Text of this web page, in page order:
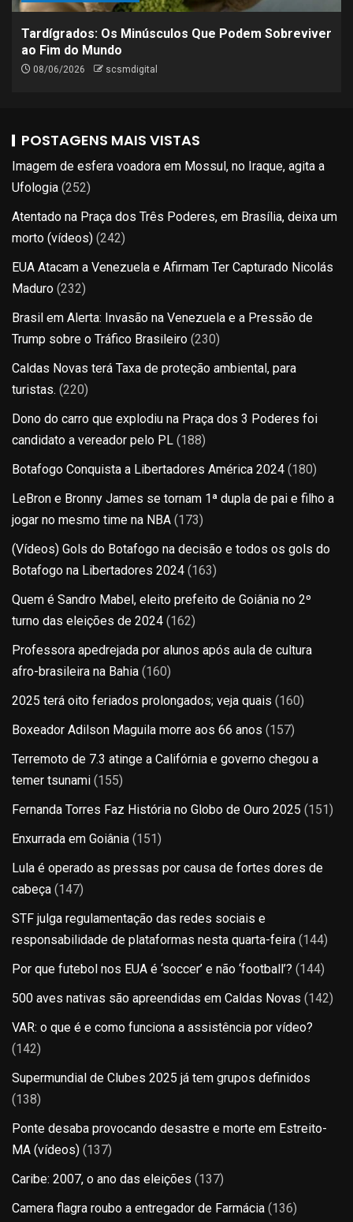
Tardígrados: Os Minúsculos Que Podem Sobreviver
ao Fim do Mundo
08/06/2026 scsmdigital
POSTAGENS MAIS VISTAS
Imagem de esfera voadora em Mossul, no Iraque, agita a
Ufologia (252)
Atentado na Praça dos Três Poderes, em Brasília, deixa um
morto (vídeos) (242)
EUA Atacam a Venezuela e Afirmam Ter Capturado Nicolás
Maduro (232)
Brasil em Alerta: Invasão na Venezuela e a Pressão de
Trump sobre o Tráfico Brasileiro (230)
Caldas Novas terá Taxa de proteção ambiental, para
turistas. (220)
Dono do carro que explodiu na Praça dos 3 Poderes foi
candidato a vereador pelo PL (188)
Botafogo Conquista a Libertadores América 2024 (180)
LeBron e Bronny James se tornam 1ª dupla de pai e filho a
jogar no mesmo time na NBA (173)
(Vídeos) Gols do Botafogo na decisão e todos os gols do
Botafogo na Libertadores 2024 (163)
Quem é Sandro Mabel, eleito prefeito de Goiânia no 2º
turno das eleições de 2024 (162)
Professora apedrejada por alunos após aula de cultura
afro-brasileira na Bahia (160)
2025 terá oito feriados prolongados; veja quais (160)
Boxeador Adilson Maguila morre aos 66 anos (157)
Terremoto de 7.3 atinge a Califórnia e governo chegou a
temer tsunami (155)
Fernanda Torres Faz História no Globo de Ouro 2025 (151)
Enxurrada em Goiânia (151)
Lula é operado as pressas por causa de fortes dores de
cabeça (147)
STF julga regulamentação das redes sociais e
responsabilidade de plataformas nesta quarta-feira (144)
Por que futebol nos EUA é ‘soccer’ e não ‘football’? (144)
500 aves nativas são apreendidas em Caldas Novas (142)
VAR: o que é e como funciona a assistência por vídeo?
(142)
Supermundial de Clubes 2025 já tem grupos definidos
(138)
Ponte desaba provocando desastre e morte em Estreito-
MA (vídeos) (137)
Caribe: 2007, o ano das eleições (137)
Camera flagra roubo a entregador de Farmácia (136)